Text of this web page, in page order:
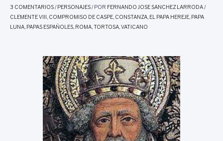
3 COMENTARIOS/PERSONAJES/ POR FERNANDO JOSE SANCHEZ LARRODA/
CLEMENTE VIII COMPROMISO DE CASPE CONSTANZA EL PAPA HEREJE PAPA
LUNA PAPAS ESPAÑOLES ROMA TORTOSA VATICANO